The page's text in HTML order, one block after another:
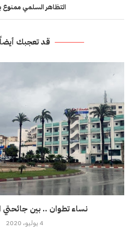
التظاهر السلمي ممنوع
قد تعجبك أيضاً
نساء تطوان .. بين جائحتي
4 يوليو، 2020